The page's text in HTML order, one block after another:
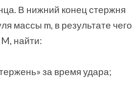
В нижний конец стержня
массы m, в результате чего
найти:
за время удара;